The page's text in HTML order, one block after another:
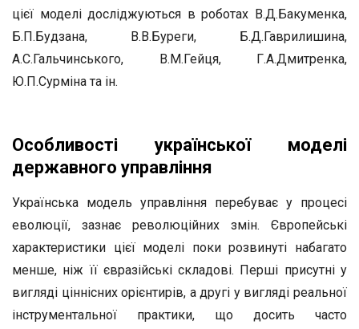
цієї моделі досліджуються в роботах В.Д.Бакуменка,
Б.П.Будзана, В.В.Буреги, Б.Д.Гаврилишина,
А.С.Гальчинського, В.М.Гейця, Г.А.Дмитренка,
Ю.П.Сурміна та ін.
Особливості української моделі
державного управління
Українська модель управління перебуває у процесі
еволюції, зазнає революційних змін. Європейські
характеристики цієї моделі поки розвинуті набагато
менше, ніж її євразійські складові. Перші присутні у
вигляді ціннісних орієнтирів, а другі у вигляді реальної
інструментальної практики, що досить часто